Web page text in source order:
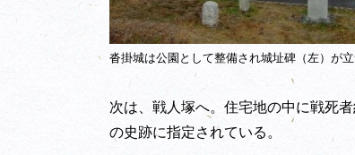
沓掛城は公園として整備され城址碑（左）が
次は、戦人塚へ。住宅地の中に戦死
の史跡に指定されている。